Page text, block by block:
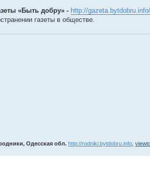
«Быть добру» - http://
газеты в обществе.
Одесская обл. http://rodniki.bytdobru.info